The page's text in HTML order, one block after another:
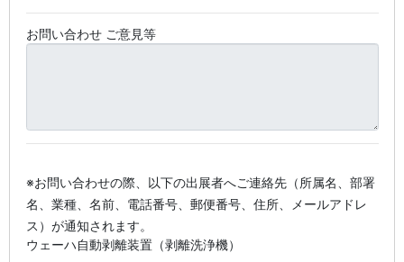
お問い合わせ ご意見等
※お問い合わせの際、以下の出展者へご連絡先（所属名、部署
名、業種、名前、電話番号、郵便番号、住所、メールアドレ
ス）が通知されます。
ウェーハ自動剥離装置（剥離洗浄機）